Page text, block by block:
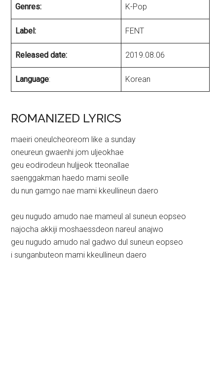
Genres: K-Pop
Label: FENT
Released date: 2019.08.06
Language: Korean
ROMANIZED LYRICS
maeiri oneulcheoreom like a sunday
oneureun gwaenhi jom uljeokhae
geu eodirodeun huljjeok tteonallae
saenggakman haedo mami seolle
du nun gamgo nae mami kkeullineun daero
geu nugudo amudo nae mameul al suneun eopseo
najocha akkiji moshaessdeon nareul anajwo
geu nugudo amudo nal gadwo dul suneun eopseo
i sunganbuteon mami kkeullineun daero